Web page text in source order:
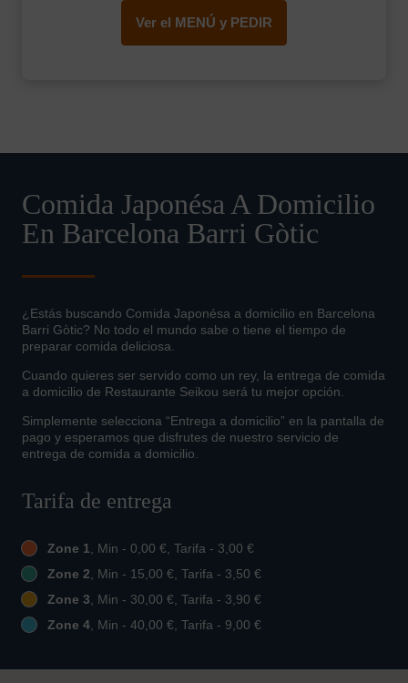
Ver el MENÚ y PEDIR
Comida Japonésa A Domicilio
En Barcelona Barri Gòtic
¿Estás buscando Comida Japonésa a domicilio en Barcelona
Barri Gòtic? No todo el mundo sabe o tiene el tiempo de
preparar comida deliciosa.
Cuando quieres ser servido como un rey, la entrega de comida
a domicilio de Restaurante Seikou será tu mejor opción.
Simplemente selecciona “Entrega a domicilio” en la pantalla de
pago y esperamos que disfrutes de nuestro servicio de
entrega de comida a domicilio.
Tarifa de entrega
Zone 1, Min - 0,00 €, Tarifa - 3,00 €
Zone 2, Min - 15,00 €, Tarifa - 3,50 €
Zone 3, Min - 30,00 €, Tarifa - 3,90 €
Zone 4, Min - 40,00 €, Tarifa - 9,00 €